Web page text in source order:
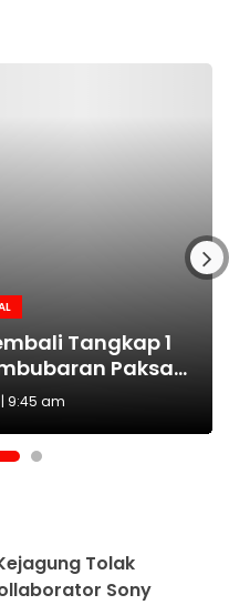
Momentum
Perlindungan
Anak
KPK Tidak Sah
Dilakukan Era
Tangkap 1
Paksa
| 9:45 am
Sejahtera Sigi
ADD
Tolak
Sony